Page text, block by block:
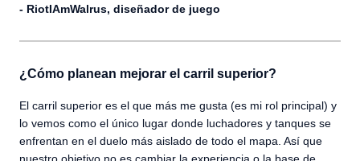
- RiotIAmWalrus, diseñador de juego
¿Cómo planean mejorar el carril superior?
El carril superior es el que más me gusta (es mi rol principal) y
lo vemos como el único lugar donde luchadores y tanques se
enfrentan en el duelo más aislado de todo el mapa. Así que